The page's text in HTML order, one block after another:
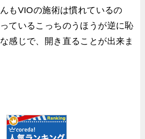
もVIOの施術は慣れているの
ているこっちのうほうが逆に恥
感じで、開き直ることが出来ま